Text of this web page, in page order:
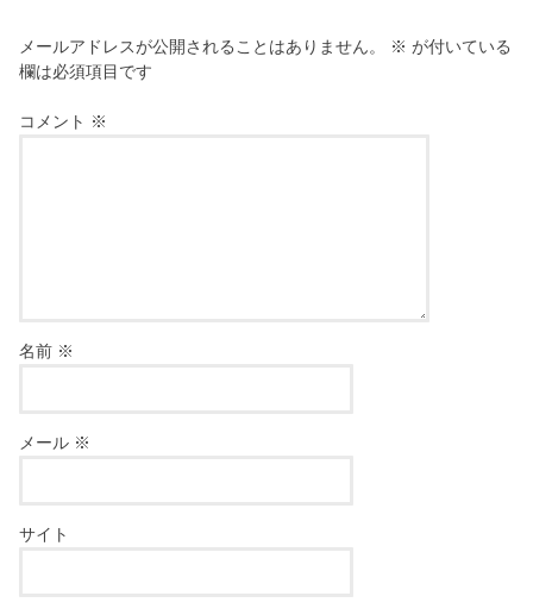
メールアドレスが公開されることはありません。 ※ が付いている
欄は必須項目です
コメント ※
名前 ※
メール ※
サイト